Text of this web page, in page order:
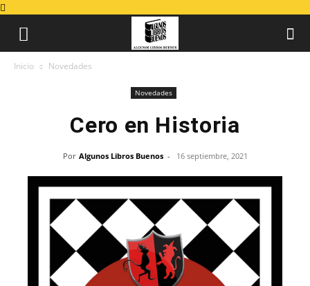
Inicio Novedades
Novedades
Cero en Historia
Por Algunos Libros Buenos - 16 septiembre, 2021